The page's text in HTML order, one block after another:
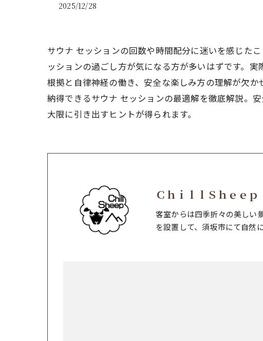
2025/12/28
サウナ セッションの回数や時間配分に迷いを感じた
ッションの過ごし方が気になる方が多いはずです。
根拠と自律神経の働き、安全な楽しみ方の理解が欠
納得できるサウナ セッションの最適解を徹底解説。
大限に引き出すヒントが得られます。
ＣｈｉｌｌＳｈｅｅｐ
客室からは四季折々の美しい
を設置して、須坂市にて自然